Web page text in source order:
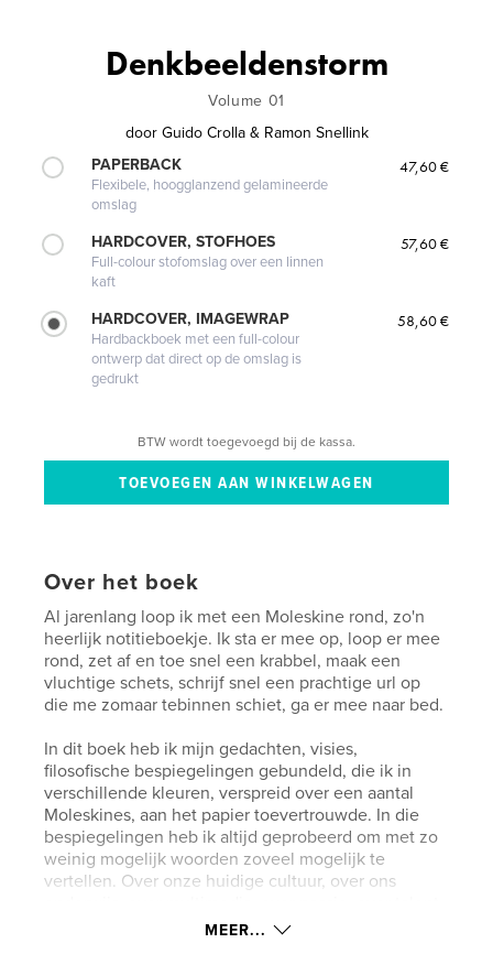
Denkbeeldenstorm
Volume 01
door Guido Crolla & Ramon Snellink
PAPERBACK
Flexibele, hoogglanzend gelamineerde
omslag
47,60 €
HARDCOVER, STOFHOES
Full-colour stofomslag over een linnen
kaft
57,60 €
HARDCOVER, IMAGEWRAP
Hardbackboek met een full-colour
ontwerp dat direct op de omslag is
gedrukt
58,60 €
BTW wordt toegevoegd bij de kassa.
Over het boek
Al jarenlang loop ik met een Moleskine rond, zo'n
heerlijk notitieboekje. Ik sta er mee op, loop er mee
rond, zet af en toe snel een krabbel, maak een
vluchtige schets, schrijf snel een prachtige url op
die me zomaar tebinnen schiet, ga er mee naar bed.
In dit boek heb ik mijn gedachten, visies,
filosofische bespiegelingen gebundeld, die ik in
verschillende kleuren, verspreid over een aantal
Moleskines, aan het papier toevertrouwde. In die
bespiegelingen heb ik altijd geprobeerd om met zo
weinig mogelijk woorden zoveel mogelijk te
vertellen. Over onze huidige cultuur, over ons
MEER...